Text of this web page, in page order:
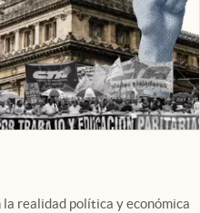
realidad política y económica